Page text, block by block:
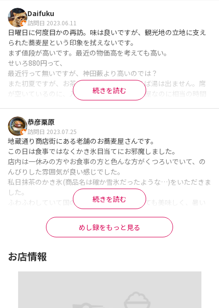
るのを止めてしまった。付け合せのキャベツもボソボソ…残念す
ぎる…
しかも店内のスタッフ同士の連携も悪い。
待っている間も注文間違いや座席を離して作ったかと思うとすぐ
に戻したりしていて何やってんのかな？というレベル。
間違っても天ぷら系のメニューは頼んではいけない店。他にもい
くらでも店はあるので再訪はなさそう。
※Googleに投稿された口コミです
Daifuku
訪問日 2023.06.11
日曜日に何度目かの再訪。味は良いですが、観光地の立地に支え
られた蕎麦屋という印象を拭えないです。
まず値段が高いです。最近の物価高を考えても高い。
せいろ880円って、
最近行って無いですが、神田藪より高いのでは？
また初夏ですが、お茶ではなくお水かつ、そば湯は出ません。席
が空いているのに、入場した客は放置。蕎麦屋なのに相当の時間
海老天せいろそばは、メニューに野菜天4種とあるのに3種類です
w(おそらく大葉を忘れられました。)
平日なら又考えますが、週末は絶対行かない事にします。
頂いたもの:
ミニ天丼セット1,600円
海老天せいろそば1,760円
※Googleに投稿された口コミです
続きを読む
恭彦栗原
訪問日 2023.07.25
地蔵通り商店街にある老舗のお蕎麦屋さんです。
この日は食事ではなくかき氷目当てにお邪魔しました。
店内は一休みの方やお食事の方と色んな方がくつろいでいて、の
んびりした雰囲気が良い感じでした。
私日抹茶のかき氷(商品名は確か雪氷だったような…)をいただきま
した。
ふわふわしていて国の中でとけてく感じがとても美味しく、暑い
また暑い日にふと食べたくなる美味しいかき氷でした。
続きを読む
めし録をもっと見る
お店情報